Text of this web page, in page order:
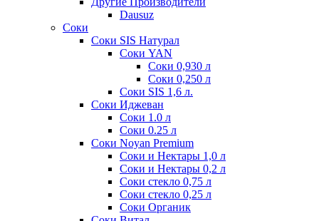
Dausuz
Соки
Соки SIS Натурал
Соки YAN
Соки 0,930 л
Соки 0,250 л
Соки SIS 1,6 л.
Соки Иджеван
Соки 1.0 л
Соки 0.25 л
Соки Noyan Premium
Соки и Нектары 1,0 л
Соки и Нектары 0,2 л
Соки стекло 0,75 л
Соки стекло 0,25 л
Соки Органик